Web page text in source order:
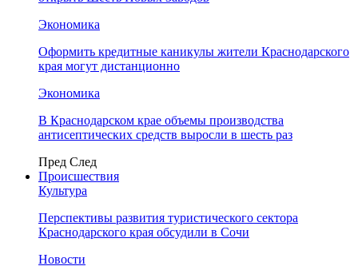
Экономика
Оформить кредитные каникулы жители Краснодарского
края могут дистанционно
Экономика
В Краснодарском крае объемы производства
антисептических средств выросли в шесть раз
Пред След
Происшествия
Культура
Перспективы развития туристического сектора
Краснодарского края обсудили в Сочи
Новости